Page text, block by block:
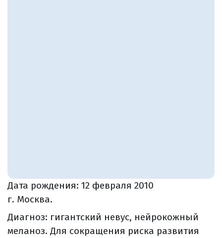
Дата рождения: 12 февраля 2010
г. Москва.
Диагноз: гигантский невус, нейрокожный
меланоз. Для сокращения риска развития